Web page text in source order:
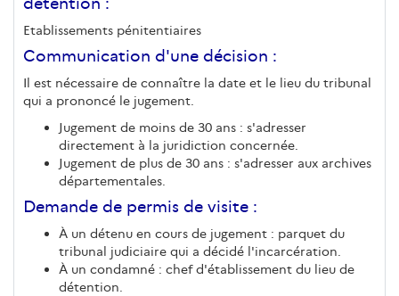
Etablissements pénitentiaires
Communication d'une décision :
Il est nécessaire de connaître la date et le lieu du tribunal
qui a prononcé le jugement.
Jugement de moins de 30 ans : s'adresser
directement à la juridiction concernée.
Jugement de plus de 30 ans : s'adresser aux archives
départementales.
Demande de permis de visite :
À un détenu en cours de jugement : parquet du
tribunal judiciaire qui a décidé l'incarcération.
À un condamné : chef d'établissement du lieu de
détention.